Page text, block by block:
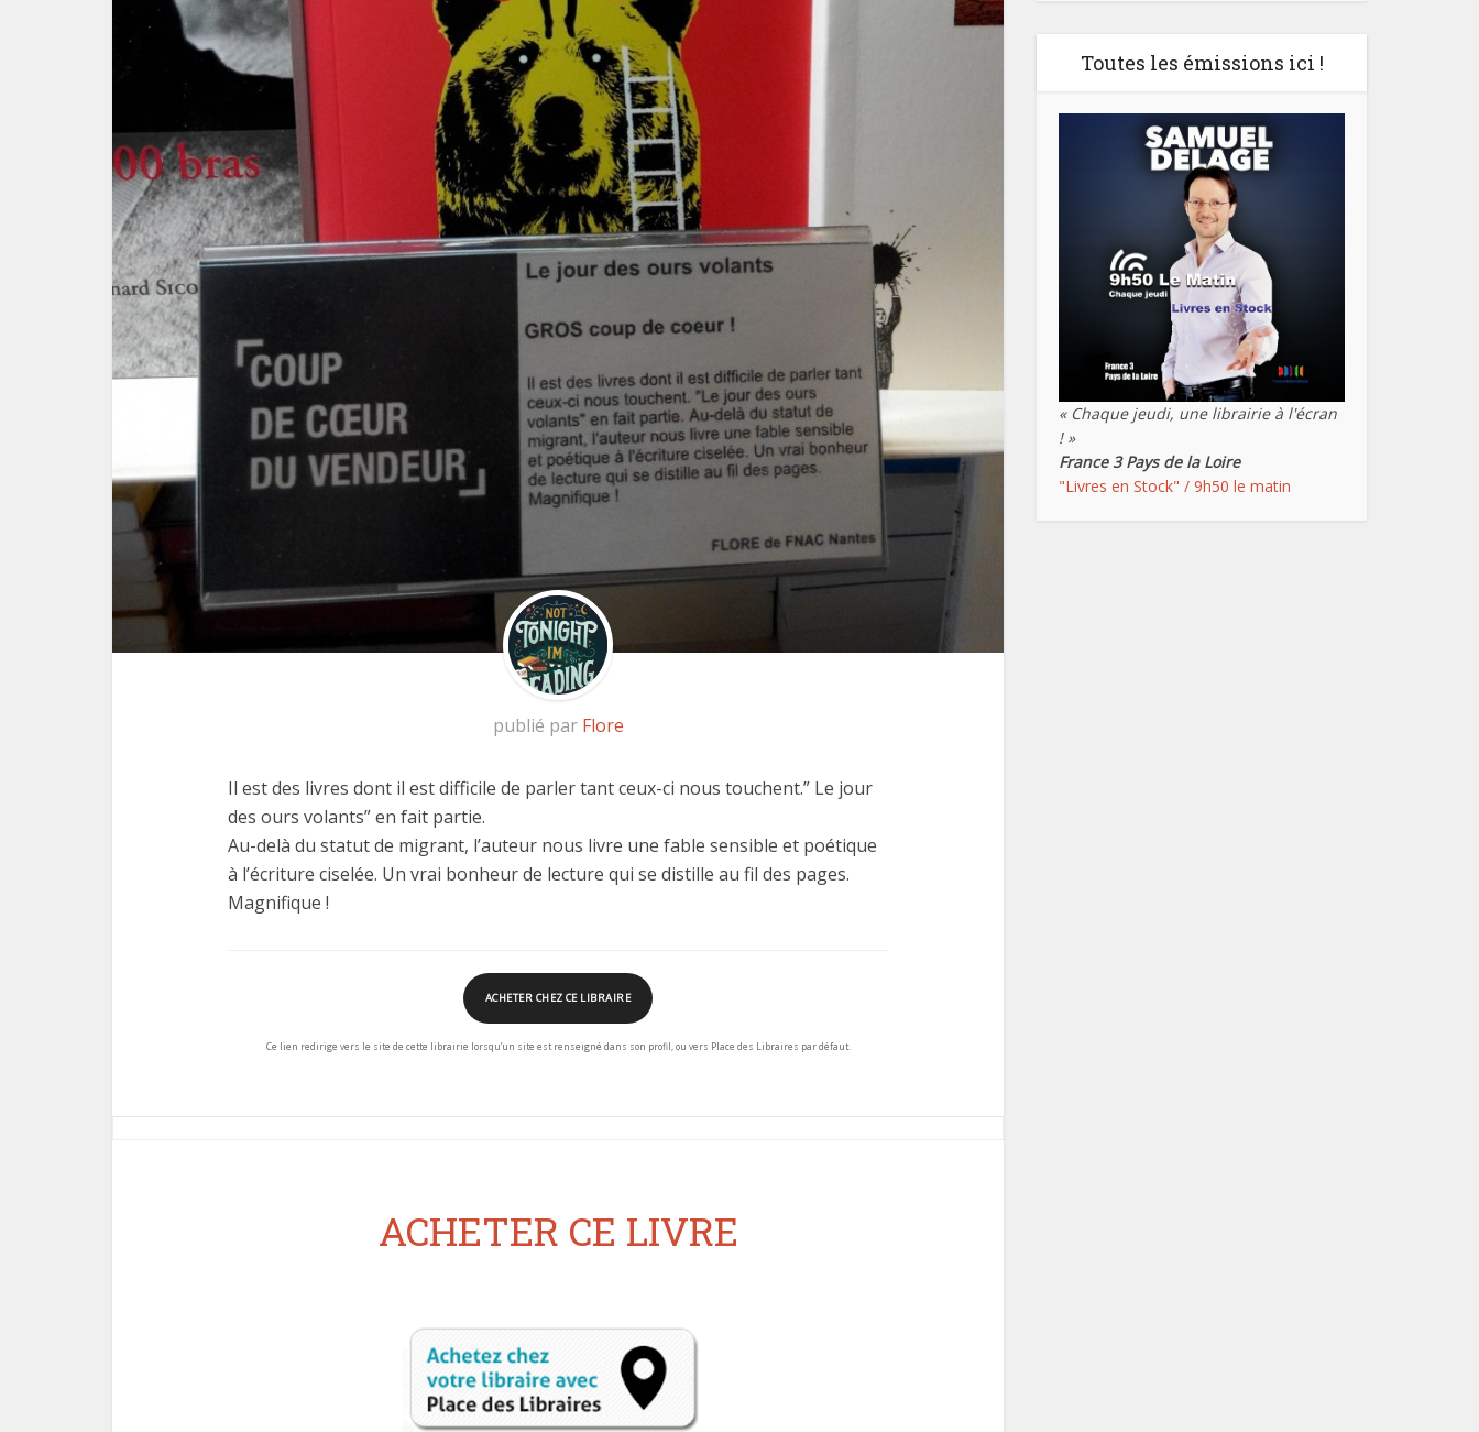
publié par Flore
Il est des livres dont il est difficile de parler tant ceux-ci nous touchent.” Le jour
des ours volants” en fait partie.
Au-delà du statut de migrant, l’auteur nous livre une fable sensible et poétique
à l’écriture ciselée. Un vrai bonheur de lecture qui se distille au fil des pages.
Magnifique !
ACHETER CHEZ CE LIBRAIRE
Ce lien redirige vers le site de cette librairie lorsqu’un site est renseigné dans son profil, ou vers Place des Libraires par défaut.
ACHETER CE LIVRE
Toutes les émissions ici !
« Chaque jeudi, une librairie à l'écran
! »
France 3 Pays de la Loire
"Livres en Stock" / 9h50 le matin